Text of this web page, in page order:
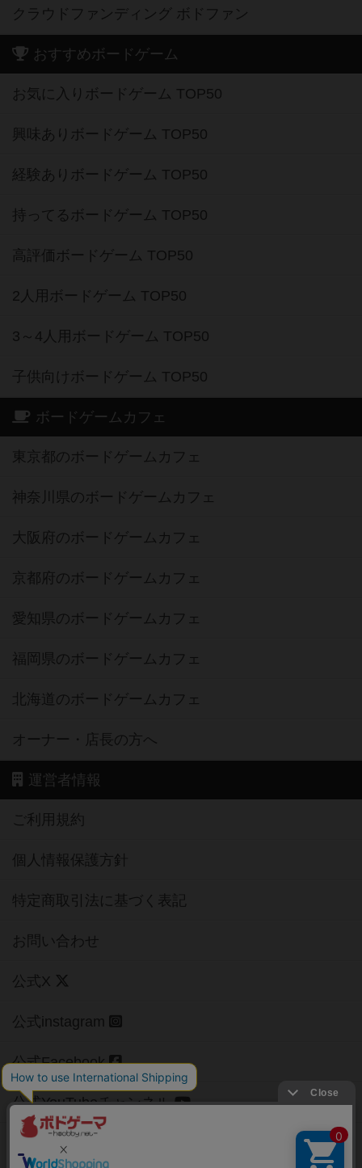
クラウドファンディング ボドファン
おすすめボードゲーム
お気に入りボードゲーム TOP50
興味ありボードゲーム TOP50
経験ありボードゲーム TOP50
持ってるボードゲーム TOP50
高評価ボードゲーム TOP50
2人用ボードゲーム TOP50
3～4人用ボードゲーム TOP50
子供向けボードゲーム TOP50
ボードゲームカフェ
東京都のボードゲームカフェ
神奈川県のボードゲームカフェ
大阪府のボードゲームカフェ
京都府のボードゲームカフェ
愛知県のボードゲームカフェ
福岡県のボードゲームカフェ
北海道のボードゲームカフェ
オーナー・店長の方へ
運営者情報
ご利用規約
個人情報保護方針
特定商取引法に基づく表記
お問い合わせ
公式X
公式instagram
公式Facebook
公式YouTubeチャンネル